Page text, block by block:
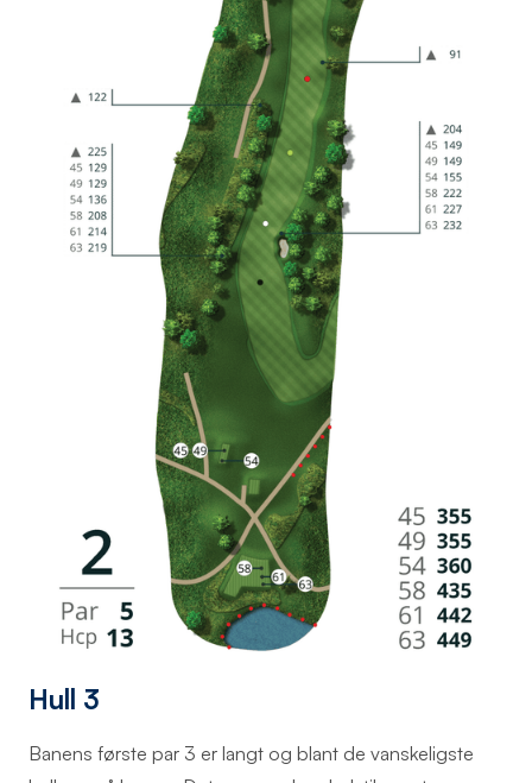
Hull 3
Banens første par 3 er langt og blant de vanskeligste